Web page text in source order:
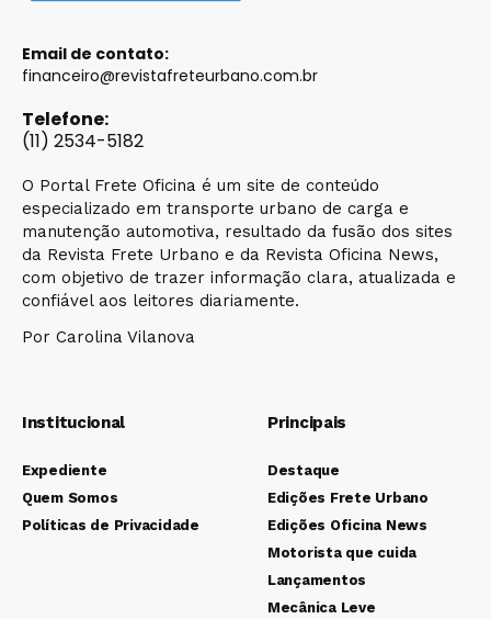
Email de contato:
financeiro@revistafreteurbano.com.br
Telefone:
(11) 2534-5182
O Portal Frete Oficina é um site de conteúdo
especializado em transporte urbano de carga e
manutenção automotiva, resultado da fusão dos sites
da Revista Frete Urbano e da Revista Oficina News,
com objetivo de trazer informação clara, atualizada e
confiável aos leitores diariamente.
Por Carolina Vilanova
Institucional
Expediente
Quem Somos
Políticas de Privacidade
Principais
Destaque
Edições Frete Urbano
Edições Oficina News
Motorista que cuida
Lançamentos
Mecânica Leve